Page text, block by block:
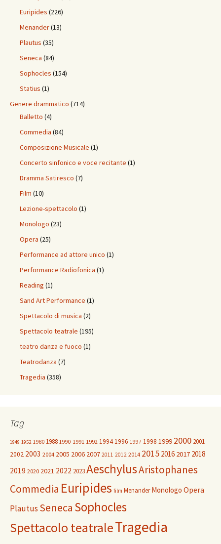
Euripides (226)
Menander(13)
Plautus (35)
Seneca (84)
Sophocles (154)
Statius (1)
Genere drammatico (714)
Balletto (4)
Commedia (84)
Composizione Musicale (1)
Concerto sinfonico e voce recitante (1)
Dramma Satiresco (7)
Film (10)
Lezione-spettacolo (1)
Monologo (23)
Opera (25)
Performance ad attore unico (1)
Performance Radiofonica (1)
Reading (1)
Sand Art Performance (1)
Spettacolo di musica (2)
Spettacolo teatrale (195)
teatro danza e fuoco (1)
Teatrodanza (7)
Tragedia (358)
Tag
1949 1952 1980 1988 1990 1991 1992 19941996 1997 1998 1999 2000 2001
2002 2003 2004 2005 2006 2007 2011 2012 2014 2015 2016 2017 2018
2019 2020 2021 2022 2023AeschylusAristophanes
Commedia Euripides film Menander Monologo Opera
PlautusSeneca Sophocles
Spettacolo teatraleTragedia